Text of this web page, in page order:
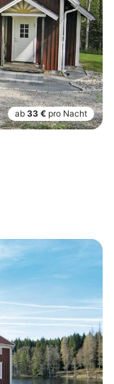
ab 33 € pro Nacht